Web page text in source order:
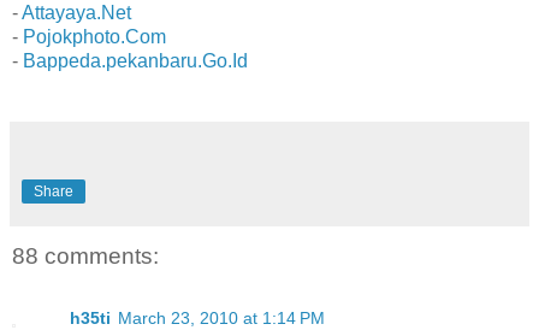
-Attayaya.Net
- Pojokphoto.Com
- Bappeda.pekanbaru.Go.Id
Share
88 comments:
h35ti March 23, 2010 at 1:14 PM